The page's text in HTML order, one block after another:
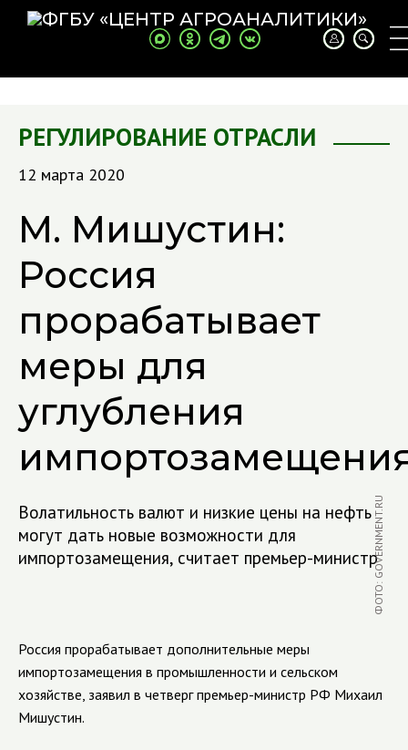
РЕГУЛИРОВАНИЕ ОТРАСЛИ
12 марта 2020
М. Мишустин:
Россия
прорабатывает
меры для
углубления
Волатильность валют и низкие цены на нефть
могут дать новые возможности для
импортозамещения, считает премьер-министрФОТО: GOVERNMENT.RU
Россия прорабатывает дополнительные меры
импортозамещения в промышленности и сельском
хозяйстве, заявил в четверг премьер-министр РФ Михаил
Мишустин.